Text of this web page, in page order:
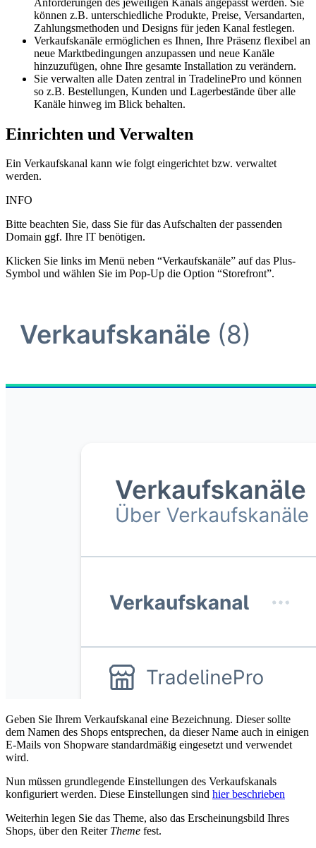
können z.B. unterschiedliche Produkte, Preise, Versandarten,
Zahlungsmethoden und Designs für jeden Kanal festlegen.
Verkaufskanäle ermöglichen es Ihnen, Ihre Präsenz flexibel an
neue Marktbedingungen anzupassen und neue Kanäle
hinzuzufügen, ohne Ihre gesamte Installation zu verändern.
Sie verwalten alle Daten zentral in TradelinePro und können
so z.B. Bestellungen, Kunden und Lagerbestände über alle
Kanäle hinweg im Blick behalten.
Einrichten und Verwalten
Ein Verkaufskanal kann wie folgt eingerichtet bzw. verwaltet
werden.
INFO
Bitte beachten Sie, dass Sie für das Aufschalten der passenden
Domain ggf. Ihre IT benötigen.
Klicken Sie links im Menü neben “Verkaufskanäle” auf das Plus-
Symbol und wählen Sie im Pop-Up die Option “Storefront”.
Geben Sie Ihrem Verkaufskanal eine Bezeichnung. Dieser sollte
dem Namen des Shops entsprechen, da dieser Name auch in einigen
E-Mails von Shopware standardmäßig eingesetzt und verwendet
wird.
Nun müssen grundlegende Einstellungen des Verkaufskanals
konfiguriert werden. Diese Einstellungen sind hier beschrieben
Weiterhin legen Sie das Theme, also das Erscheinungsbild Ihres
Shops, über den Reiter Theme fest.